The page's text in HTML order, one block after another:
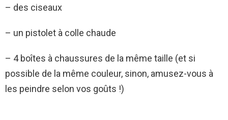
– des ciseaux
– un pistolet à colle chaude
– 4 boîtes à chaussures de la même taille (et si
possible de la même couleur, sinon, amusez-vous à
les peindre selon vos goûts !)